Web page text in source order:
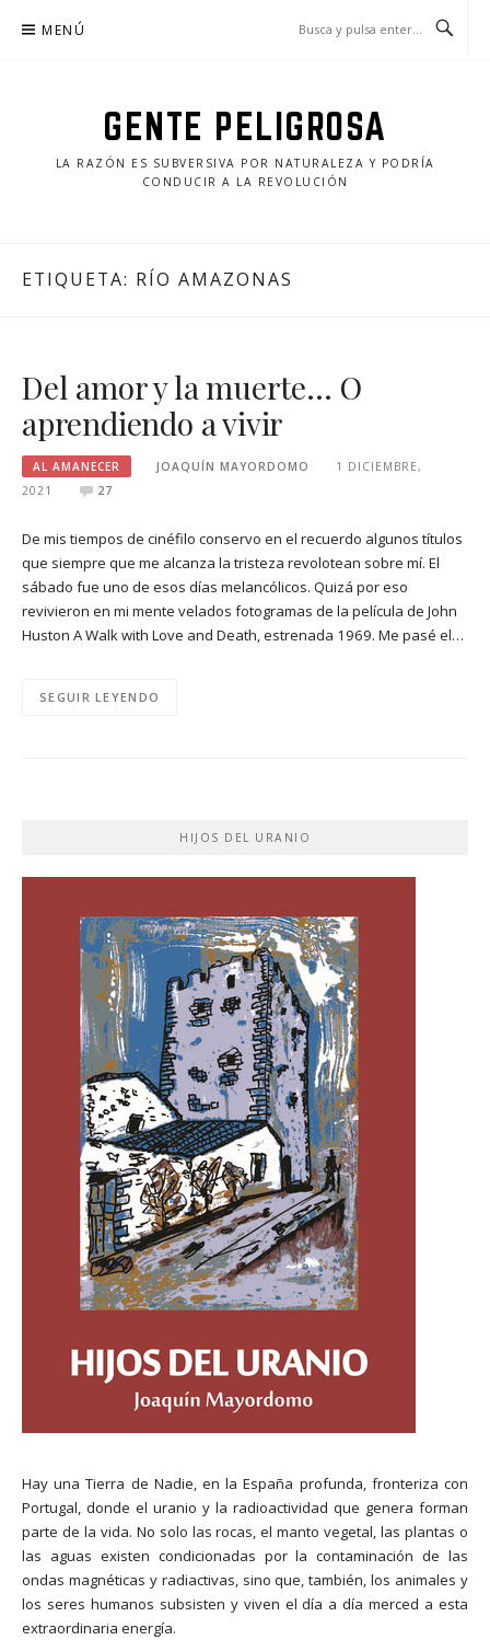
MENÚ
GENTE PELIGROSA
LA RAZÓN ES SUBVERSIVA POR NATURALEZA Y PODRÍA
CONDUCIR A LA REVOLUCIÓN
ETIQUETA: RÍO AMAZONAS
Del amor y la muerte… O
aprendiendo a vivir
AL AMANECER JOAQUÍN MAYORDOMO
1 DICIEMBRE,
2021
27
De mis tiempos de cinéfilo conservo en el recuerdo algunos títulos
que siempre que me alcanza la tristeza revolotean sobre mí. El
sábado fue uno de esos días melancólicos. Quizá por eso
revivieron en mi mente velados fotogramas de la película de John
Huston A Walk with Love and Death, estrenada 1969. Me pasé el…
SEGUIR LEYENDO
HIJOS DEL URANIO
Hay una Tierra de Nadie, en la España profunda, fronteriza con
Portugal, donde el uranio y la radioactividad que genera forman
parte de la vida. No solo las rocas, el manto vegetal, las plantas o
las aguas existen condicionadas por la contaminación de las
ondas magnéticas y radiactivas, sino que, también, los animales y
los seres humanos subsisten y viven el día a día merced a esta
extraordinaria energía.